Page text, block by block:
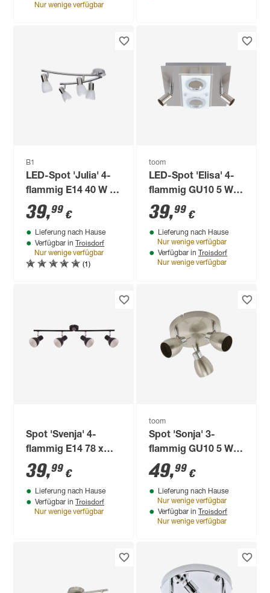
Nur wenige verfügbar
B1
LED-Spot 'Julia' 4-
flammig E14 40 W 91
x 19 cm
39,99 €
Lieferung nach Hause
Verfügbar in Troisdorf
Nur wenige verfügbar
(1)
toom
LED-Spot 'Elisa' 4-
flammig GU10 5 W
25 x 11 x 25 cm
39,99 €
Lieferung nach Hause
Nur wenige verfügbar
Verfügbar in Troisdorf
Nur wenige verfügbar
Spot 'Svenja' 4-
flammig E14 78 x
15,5 cm
39,99 €
Lieferung nach Hause
Verfügbar in Troisdorf
Nur wenige verfügbar
toom
Spot 'Sonja' 3-
flammig GU10 5 W Ø
20 x 12 cm
49,99 €
Lieferung nach Hause
Nur wenige verfügbar
Verfügbar in Troisdorf
Nur wenige verfügbar